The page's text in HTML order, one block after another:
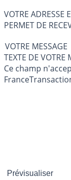
VOTRE ADRESSE
PERMET DE
VOTRE MESSAGE
Ce champ